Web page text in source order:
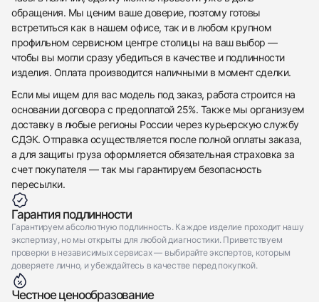
обращения. Мы ценим ваше доверие, поэтому готовы
встретиться как в нашем офисе, так и в любом крупном
профильном сервисном центре столицы на ваш выбор —
чтобы вы могли сразу убедиться в качестве и подлинности
изделия. Оплата производится наличными в момент сделки.
Если мы ищем для вас модель под заказ, работа строится на
основании договора с предоплатой 25%. Также мы организуем
доставку в любые регионы России через курьерскую службу
СДЭК. Отправка осуществляется после полной оплаты заказа,
а для защиты груза оформляется обязательная страховка за
счет покупателя — так мы гарантируем безопасность
пересылки.
Гарантия подлинности
Гарантируем абсолютную подлинность. Каждое изделие проходит нашу
экспертизу, но мы открыты для любой диагностики. Приветствуем
проверки в независимых сервисах — выбирайте экспертов, которым
доверяете лично, и убеждайтесь в качестве перед покупкой.
Честное ценообразование
Отправить заявку
Отправить заявку